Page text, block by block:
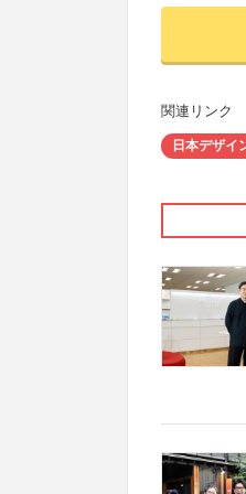
関連リンク
日本デザイ